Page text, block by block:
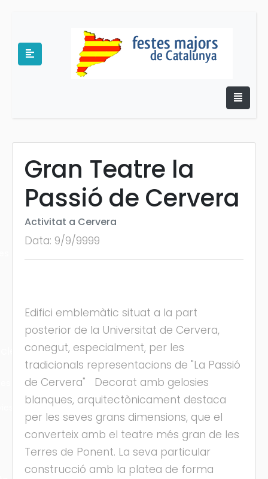
Gran Teatre la
Passió de Cervera
Activitat a Cervera
Data: 9/9/9999
Edifici emblemàtic situat a la part
posterior de la Universitat de Cervera,
conegut, especialment, per les
tradicionals representacions de "La Passió
de Cervera" Decorat amb gelosies
blanques, arquitectònicament destaca
per les seves grans dimensions, que el
converteix amb el teatre més gran de les
Terres de Ponent. La seva particular
construcció amb la platea de forma